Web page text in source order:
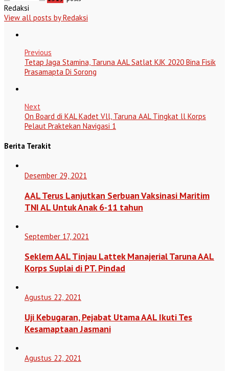
Redaksi
View all posts by Redaksi
Previous
Tetap Jaga Stamina, Taruna AAL Satlat KJK 2020 Bina Fisik
Prasamapta Di Sorong
Next
On Board di KAL Kadet Vll, Taruna AAL Tingkat ll Korps
Pelaut Praktekan Navigasi 1
Berita Terakit
Desember 29, 2021
AAL Terus Lanjutkan Serbuan Vaksinasi Maritim
TNI AL Untuk Anak 6-11 tahun
September 17, 2021
Seklem AAL Tinjau Lattek Manajerial Taruna AAL
Korps Suplai di PT. Pindad
Agustus 22, 2021
Uji Kebugaran, Pejabat Utama AAL Ikuti Tes
Kesamaptaan Jasmani
Agustus 22, 2021